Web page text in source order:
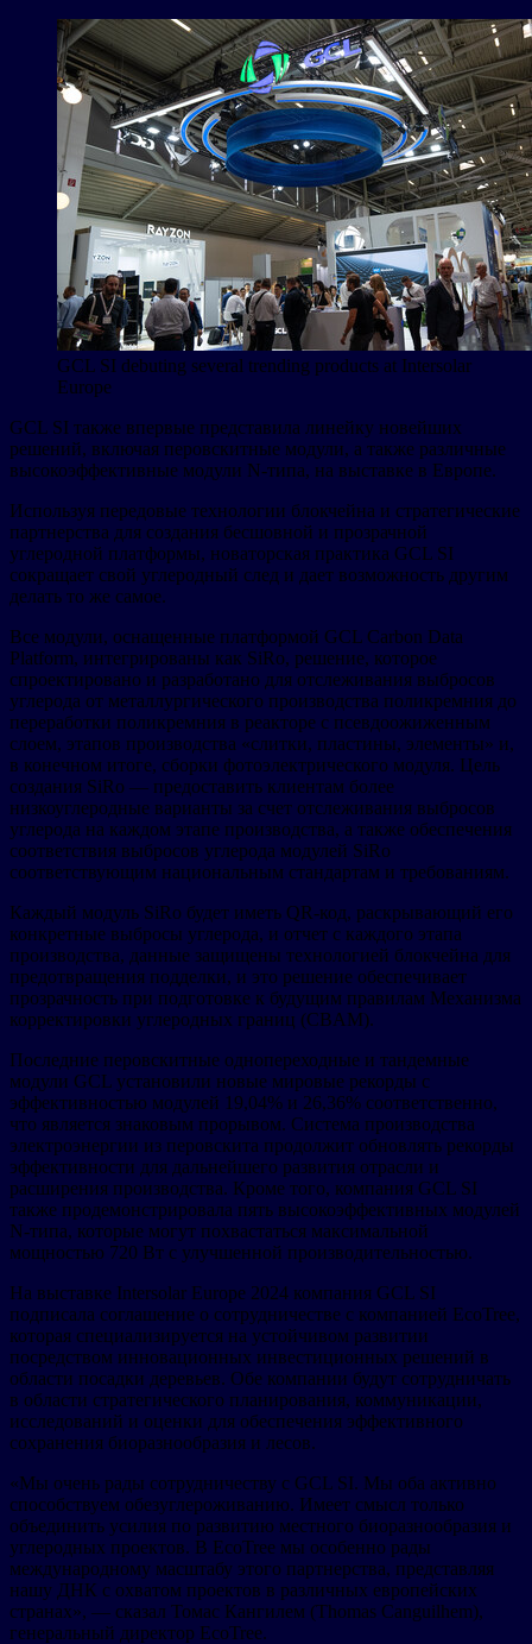
GCL SI debuting several trending products at Intersolar
Europe
GCL SI также впервые представила линейку новейших
решений, включая перовскитные модули, а также различные
высокоэффективные модули N-типа, на выставке в Европе.
Используя передовые технологии блокчейна и стратегические
партнерства для создания бесшовной и прозрачной
углеродной платформы, новаторская практика GCL SI
сокращает свой углеродный след и дает возможность другим
делать то же самое.
Все модули, оснащенные платформой GCL Carbon Data
Platform, интегрированы как SiRo, решение, которое
спроектировано и разработано для отслеживания выбросов
углерода от металлургического производства поликремния до
переработки поликремния в реакторе с псевдоожиженным
слоем, этапов производства «слитки, пластины, элементы» и,
в конечном итоге, сборки фотоэлектрического модуля. Цель
создания SiRo — предоставить клиентам более
низкоуглеродные варианты за счет отслеживания выбросов
углерода на каждом этапе производства, а также обеспечения
соответствия выбросов углерода модулей SiRo
соответствующим национальным стандартам и требованиям.
Каждый модуль SiRo будет иметь QR-код, раскрывающий его
конкретные выбросы углерода, и отчет с каждого этапа
производства, данные защищены технологией блокчейна для
предотвращения подделки, и это решение обеспечивает
прозрачность при подготовке к будущим правилам Механизма
корректировки углеродных границ (CBAM).
Последние перовскитные однопереходные и тандемные
модули GCL установили новые мировые рекорды с
эффективностью модулей 19,04% и 26,36% соответственно,
что является знаковым прорывом. Система производства
электроэнергии из перовскита продолжит обновлять рекорды
эффективности для дальнейшего развития отрасли и
расширения производства. Кроме того, компания GCL SI
также продемонстрировала пять высокоэффективных модулей
N-типа, которые могут похвастаться максимальной
мощностью 720 Вт с улучшенной производительностью.
На выставке Intersolar Europe 2024 компания GCL SI
подписала соглашение о сотрудничестве с компанией EcoTree,
которая специализируется на устойчивом развитии
посредством инновационных инвестиционных решений в
области посадки деревьев. Обе компании будут сотрудничать
в области стратегического планирования, коммуникации,
исследований и оценки для обеспечения эффективного
сохранения биоразнообразия и лесов.
«Мы очень рады сотрудничеству с GCL SI. Мы оба активно
способствуем обезуглероживанию. Имеет смысл только
объединить усилия по развитию местного биоразнообразия и
углеродных проектов. В EcoTree мы особенно рады
международному масштабу этого партнерства, представляя
нашу ДНК с охватом проектов в различных европейских
странах», — сказал Томас Кангилем (Thomas Canguilhem),
генеральный директор EcoTree.